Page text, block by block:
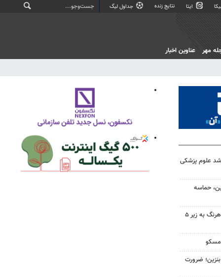
ایتا نتایج زنده جداول لیگ
مهر عناوین اخبار
علوم پزشکی
حماسه
سهم دولت در پروژه‌های آب کوهرنگ به زیر ۵
مسکو
لیتری بنزین؛ ضرورت